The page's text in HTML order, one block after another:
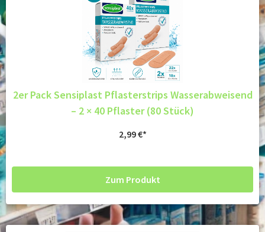
2er Pack Sensiplast Pflasterstrips Wasserabweisend
– 2 × 40 Pflaster (80 Stück)
2,99€
Zum Produkt